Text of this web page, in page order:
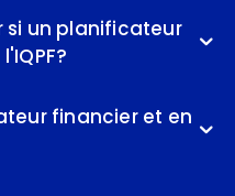
un planificateur
financier et en